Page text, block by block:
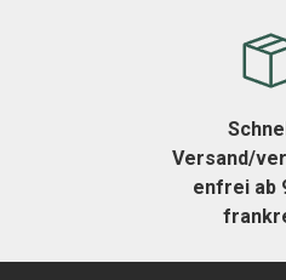
Versand/
enfrei ab